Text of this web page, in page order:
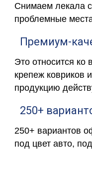
Снимаем лекала
проблемные
Премиум-
Это относится
крепеж ковриков
продукцию
250+
250+ вариантов
под цвет авто,